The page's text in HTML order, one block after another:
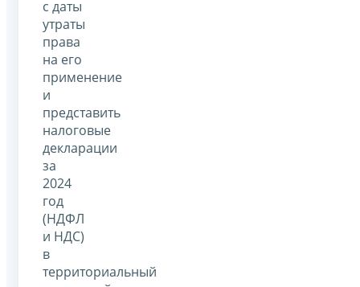
с даты
утраты
права
на его
применение
и
представить
налоговые
декларации
за
2024
год
(НДФЛ
и НДС)
в
территориальный